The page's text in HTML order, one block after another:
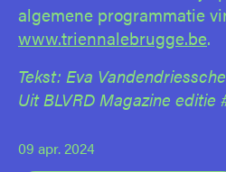
algemene programmatie
www.triennalebrugge.be.
Tekst: Eva
Uit BLVRD Magazine editie
09 apr. 2024